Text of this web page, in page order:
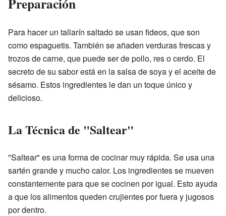
Para hacer un tallarín saltado se usan fideos, que son
como espaguetis. También se añaden verduras frescas y
trozos de carne, que puede ser de pollo, res o cerdo. El
secreto de su sabor está en la salsa de soya y el aceite de
sésamo. Estos ingredientes le dan un toque único y
delicioso.
La Técnica de "Saltear"
"Saltear" es una forma de cocinar muy rápida. Se usa una
sartén grande y mucho calor. Los ingredientes se mueven
constantemente para que se cocinen por igual. Esto ayuda
a que los alimentos queden crujientes por fuera y jugosos
por dentro.